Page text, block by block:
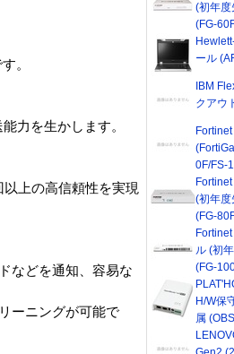
。
力を生かします。
上の高信頼性を実現
などを通知、容易な
ーニングが可能で
(初年度
(FG-
ール
IBM
クアウ
0F/FS-
(初年度
(FG-
ル (初
(FG-
H/W保
属